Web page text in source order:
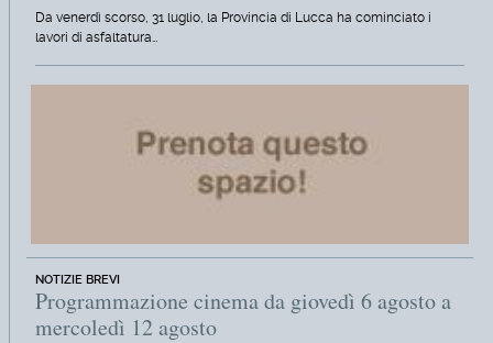
Da venerdì scorso, 31 luglio, la Provincia di Lucca ha cominciato i
lavori di asfaltatura…
NOTIZIE BREVI
Programmazione cinema da giovedì 6 agosto a
mercoledì 12 agosto